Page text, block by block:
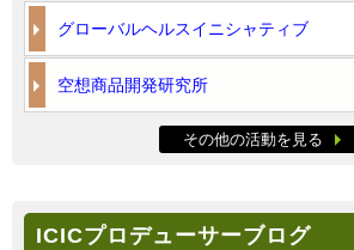
グローバルヘルスイニシャティブ
空想商品開発研究所
その他の活動を見る
ICICプロデューサーブログ